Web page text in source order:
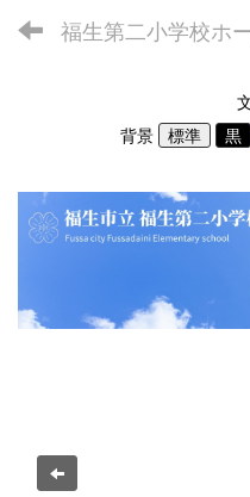
福生第二小学校ホ
背景